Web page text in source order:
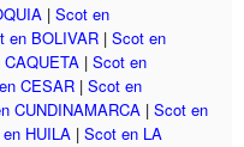
| Scot en
en BOLIVAR | Scot en
| Scot en
CESAR | Scot en
CUNDINAMARCA | Scot en
HUILA | Scot en LA